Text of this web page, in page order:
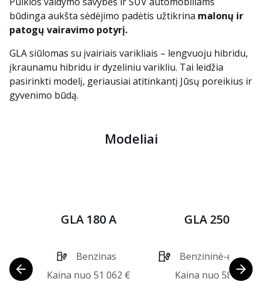
būdinga aukšta sėdėjimo padėtis užtikrina malonų ir
patogų vairavimo potyrį.
GLA siūlomas su įvairiais varikliais – lengvuoju hibridu,
įkraunamu hibridu ir dyzeliniu varikliu. Tai leidžia
pasirinkti modelį, geriausiai atitinkantį Jūsų poreikius ir
gyvenimo būdą.
Modeliai
GLA 180 A
Benzinas
Kaina nuo 51 062 €
GLA 250 e A
Benzininė-
pavara
Kaina nuo 58 806€